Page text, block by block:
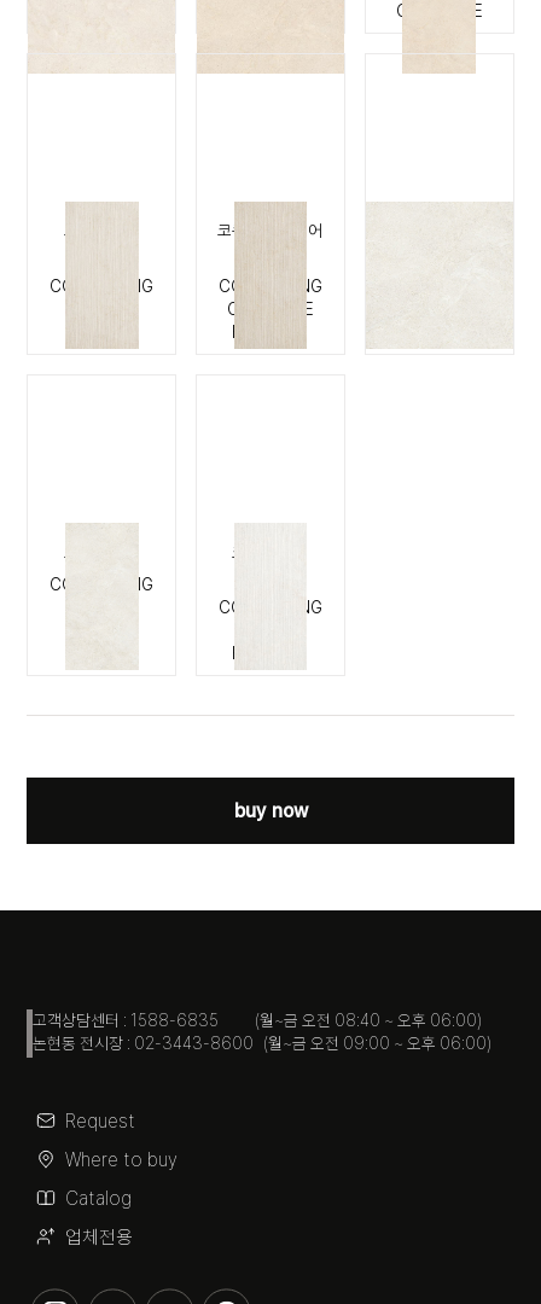
CASHMERE
코쿠닝 코튼
COCOONING
코쿠닝 캐시미어
헤리티지
COCOONING
CASHMERE
코쿠닝 실크
COCOONING
코쿠닝 실크
COCOONING
buy now
고객상담센터 : 1588-6835 (월~금 오전 08:40 ~ 오후 06:00)
논현동 전시장 : 02-3443-8600 (월~금 오전 09:00 ~ 오후 06:00)
Request
Where to buy
Catalog
업체전용